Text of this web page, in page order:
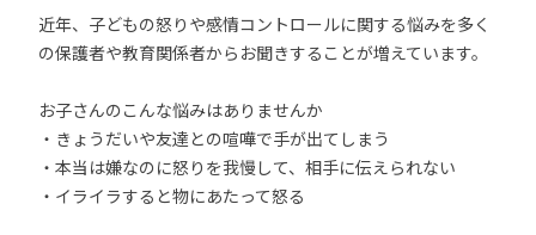
近年、子どもの怒りや感情コントロールに関する悩みを多く
の保護者や教育関係者からお聞きすることが増えています。
お子さんのこんな悩みはありませんか
・きょうだいや友達との喧嘩で手が出てしまう
・本当は嫌なのに怒りを我慢して、相手に伝えられない
・イライラすると物にあたって怒る